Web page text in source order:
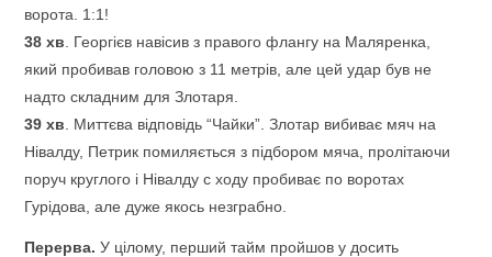
ворота. 1:1!
38 хв . Георгієв навісив з правого флангу на Маляренка,
який пробивав головою з 11 метрів, але цей удар був не
надто складним для Злотаря.
39 хв . Миттєва відповідь “Чайки”. Злотар вибиває мяч на
Нівалду, Петрик помиляється з підбором мяча, пролітаючи
поруч круглого і Нівалду с ходу пробиває по воротах
Гурідова, але дуже якось незграбно.
Перерва.У цілому, перший тайм пройшов у досить